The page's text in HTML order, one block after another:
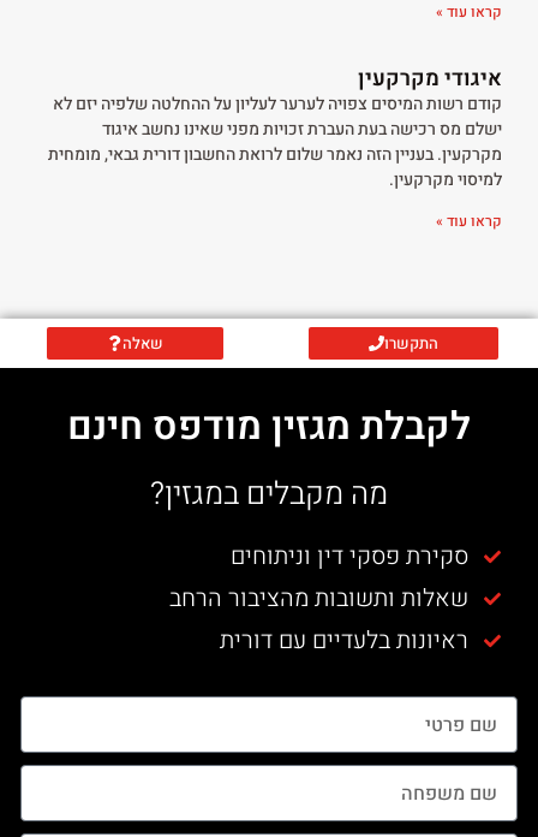
קראו עוד »
איגודי מקרקעין
קודם רשות המיסים צפויה לערער לעליון על ההחלטה שלפיה יזם לא
ישלם מס רכישה בעת העברת זכויות מפני שאינו נחשב איגוד
מקרקעין. בעניין הזה נאמר שלום לרואת החשבון דורית גבאי, מומחית
למיסוי מקרקעין.
קראו עוד »
התקשרו שאלה
לקבלת מגזין מודפס חינם
מה מקבלים במגזין?
סקירת פסקי דין וניתוחים
שאלות ותשובות מהציבור הרחב
ראיונות בלעדיים עם דורית